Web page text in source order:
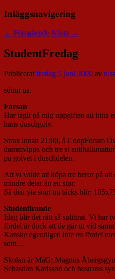
Inläggsnavigering
← Föregående Nästa →
StudentFredag
Publiceratfredag 5 juni 2009 av
sömn ua.
Farsan
Har tagit på mig uppgiften att hitta
hans duschgolv.
Strax innan 21:00, å CoopForum
dammvippa och tre st
på golvet i duschdelen.
Att vi valde att köpa tre beror på att
mindre delar än en stor.
Så den yta som nu täcks blir:
Studenfirande
Idag blir det rätt så splittrat. Vi har
fördel är dock att de går ut vid
Kanske egentligen inte en fördel
som…
Skolan är MåG; Magnus
Sebastian Karlsson och hustruns